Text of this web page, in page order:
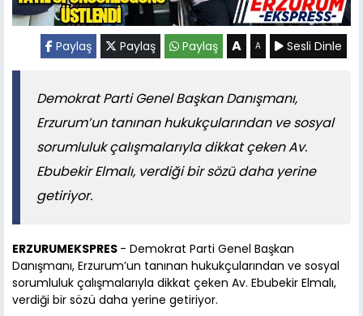
Paylaş Paylaş Paylaş A A Sesli Dinle
Demokrat Parti Genel Başkan Danışmanı,
Erzurum’un tanınan hukukçularından ve sosyal
sorumluluk çalışmalarıyla dikkat çeken Av.
Ebubekir Elmalı, verdiği bir sözü daha yerine
getiriyor.
ERZURUMEKSPRES - Demokrat Parti Genel Başkan
Danışmanı, Erzurum’un tanınan hukukçularından ve sosyal
sorumluluk çalışmalarıyla dikkat çeken Av. Ebubekir Elmalı,
verdiği bir sözü daha yerine getiriyor.